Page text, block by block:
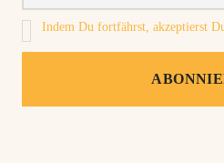
Indem Du fortfährst, akzeptierst